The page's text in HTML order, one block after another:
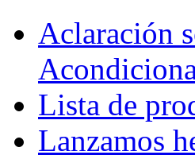
Aclaración
Lista de
Lanzamos